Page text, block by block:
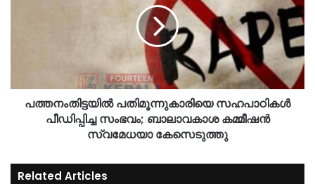
പത്തനംതിട്ടയില്‍ പതിമൂന്നുകാരിയെ സഹപാഠികള്‍
പീഡിപ്പിച്ച സംഭവം; ബാലാവകാശ കമ്മീഷന്‍
സ്വമേധയാ കേസെടുത്തു
Related Articles